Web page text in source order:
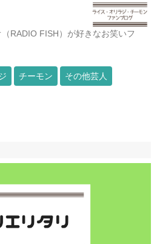
RADIO FISH）が好きなお笑いフ
チーモン その他芸人